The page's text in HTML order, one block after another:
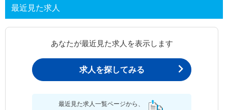
最近見た求人
あなたが最近見た求人を表示します
求人を探してみる
最近見た求人一覧ページから、